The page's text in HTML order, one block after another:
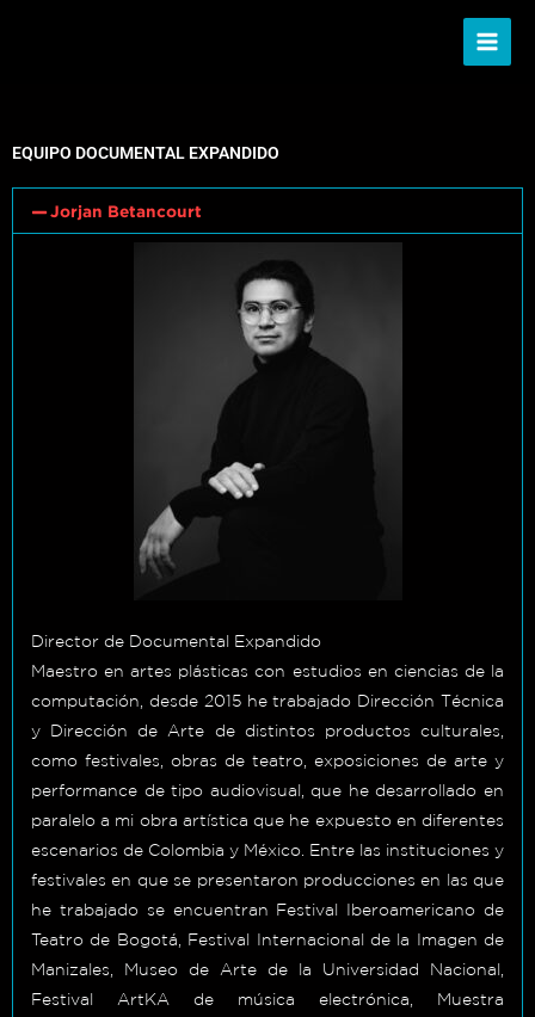
EQUIPO DOCUMENTAL EXPANDIDO
Jorjan Betancourt
Director de Documental Expandido
Maestro en artes plásticas con estudios en ciencias de la
computación, desde 2015 he trabajado Dirección Técnica
y Dirección de Arte de distintos productos culturales,
como festivales, obras de teatro, exposiciones de arte y
performance de tipo audiovisual, que he desarrollado en
paralelo a mi obra artística que he expuesto en diferentes
escenarios de Colombia y México. Entre las instituciones y
festivales en que se presentaron producciones en las que
he trabajado se encuentran Festival Iberoamericano de
Teatro de Bogotá, Festival Internacional de la Imagen de
Manizales, Museo de Arte de la Universidad Nacional,
Festival ArtKA de música electrónica, Muestra